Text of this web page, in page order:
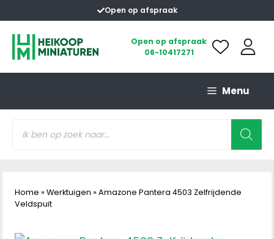
naar
inhoud
Open op afspraak
Open op afspraak
06-10417271
Menu
zoeken
Home » Werktuigen » Amazone Pantera 4503 Zelfrijdende
Veldspuit